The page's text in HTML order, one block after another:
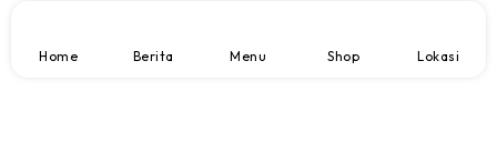
Home Berita Menu Shop Lokasi